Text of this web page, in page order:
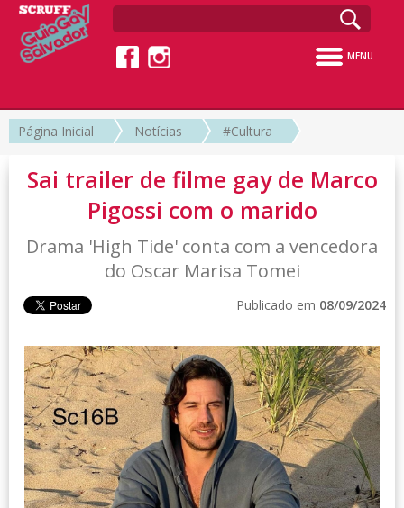
MENU
Página Inicial Notícias #Cultura
Sai trailer de filme gay de Marco
Pigossi com o marido
Drama 'High Tide' conta com a vencedora
do Oscar Marisa Tomei
Publicado em 08/09/2024